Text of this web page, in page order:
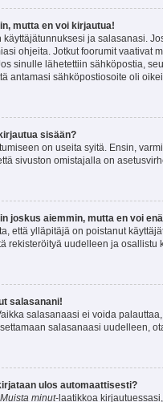
mutta en voi kirjautua!
käyttäjätunnuksesi ja salasanasi.
ohjeita. Jotkut foorumit vaativat
sinulle lähetettiin sähköpostia,
antamasi sähköpostiosoite oli
sisään?
on useita syitä. Ensin,
sivuston omistajalla on
joskus aiemmin, mutta en voi
että ylläpitäjä on poistanut
rekisteröityä uudelleen ja osallistu
salasanani!
salasanaasi ei voida
salasanaasi uudelleen,
ulos automaattisesti?
Muista minut-laatikkoa